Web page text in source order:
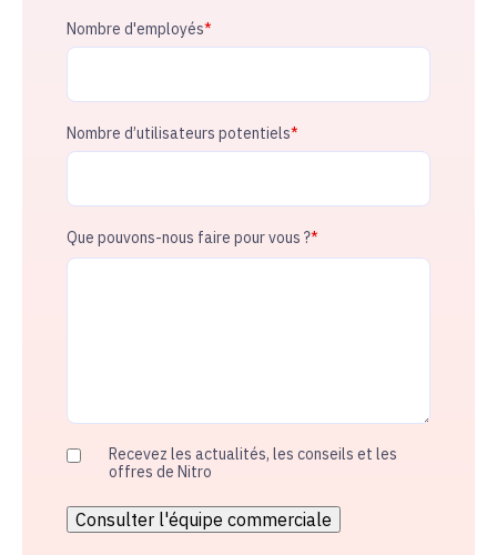
Nombre d'employés*
Nombre d’utilisateurs potentiels*
Que pouvons-nous faire pour vous ?*
Recevez les actualités, les conseils et les
offres de Nitro